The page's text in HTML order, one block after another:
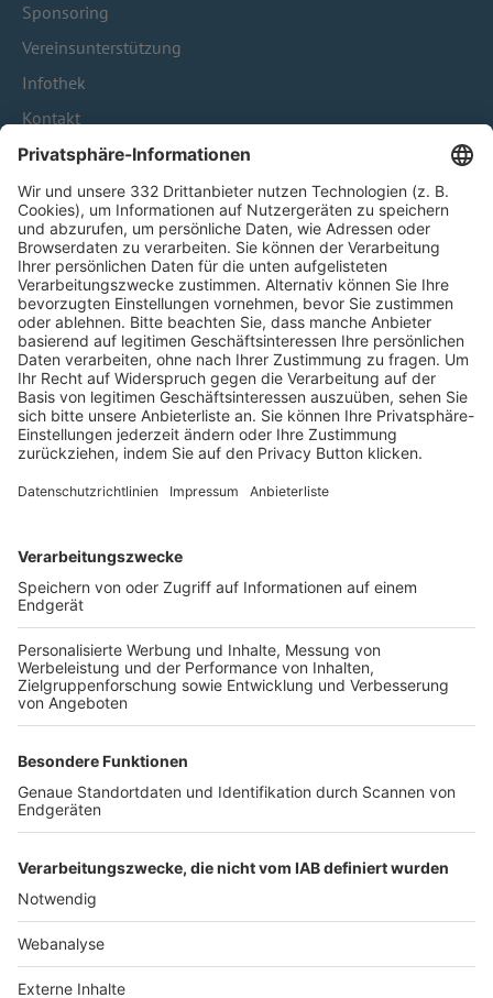
Sponsoring
Vereinsunterstützung
Infothek
Kontakt
HÄUFIG BESUCHTE SEITEN
Pässe und Vereinswechsel
Trainerausbildung
Schulungsangebot Vereinsmitarbeiter
BFV-Geschäftsstellen
Trainerbörse
Login SpielPlus
FOLGE DEM BFV
TOP-VEREINE
TOP-PARTNER
Nutzungsbedingungen Datenschutz Impressum